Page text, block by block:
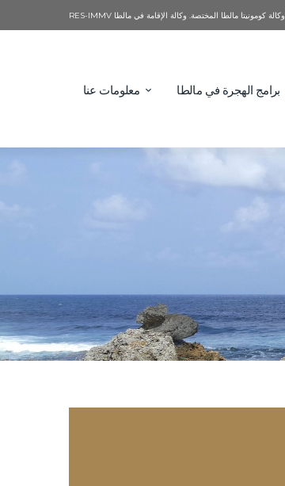
وكالة كومونيتا مالطا المختصة. وكالة الإقامة في مالطا RES-IMMV
معلومات عنا برامج الهجرة في مالطا